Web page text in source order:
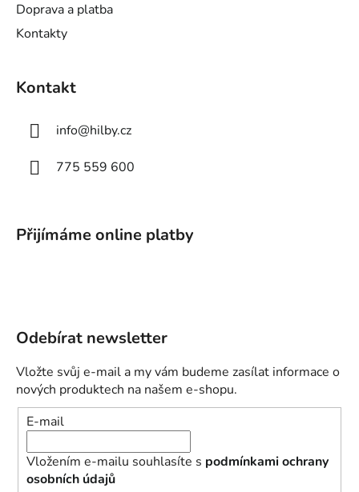
Doprava a platba
Kontakty
Kontakt
info@hilby.cz
775 559 600
Přijímáme online platby
Odebírat newsletter
Vložte svůj e-mail a my vám budeme zasílat informace o
nových produktech na našem e-shopu.
E-mail
Vložením e-mailu souhlasíte s podmínkami ochrany
osobních údajů